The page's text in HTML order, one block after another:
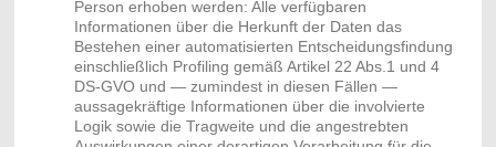
Person erhoben werden: Alle verfügbaren
Informationen über die Herkunft der Daten das
Bestehen einer automatisierten Entscheidungsfindung
einschließlich Profiling gemäß Artikel 22 Abs.1 und 4
DS-GVO und — zumindest in diesen Fällen —
aussagekräftige Informationen über die involvierte
Logik sowie die Tragweite und die angestrebten